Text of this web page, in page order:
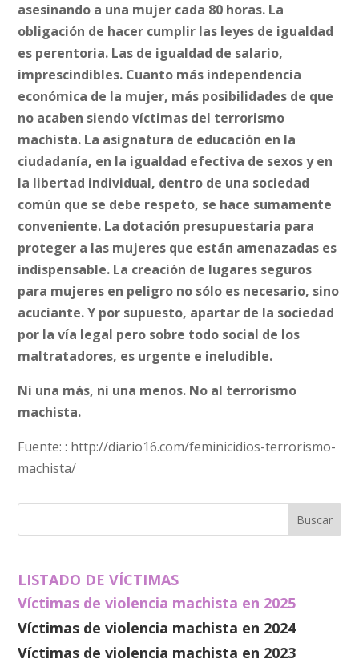
asesinando a una mujer cada 80 horas. La
obligación de hacer cumplir las leyes de igualdad
es perentoria. Las de igualdad de salario,
imprescindibles. Cuanto más independencia
económica de la mujer, más posibilidades de que
no acaben siendo víctimas del terrorismo
machista. La asignatura de educación en la
ciudadanía, en la igualdad efectiva de sexos y en
la libertad individual, dentro de una sociedad
común que se debe respeto, se hace sumamente
conveniente. La dotación presupuestaria para
proteger a las mujeres que están amenazadas es
indispensable. La creación de lugares seguros
para mujeres en peligro no sólo es necesario, sino
acuciante. Y por supuesto, apartar de la sociedad
por la vía legal pero sobre todo social de los
maltratadores, es urgente e ineludible.
Ni una más, ni una menos. No al terrorismo
machista.
Fuente: : http://diario16.com/feminicidios-terrorismo-
machista/
LISTADO DE VÍCTIMAS
Víctimas de violencia machista en 2025
Víctimas de violencia machista en 2024
Víctimas de violencia machista en 2023